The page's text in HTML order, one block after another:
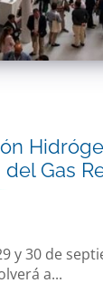
Gas
y 30 de
a...